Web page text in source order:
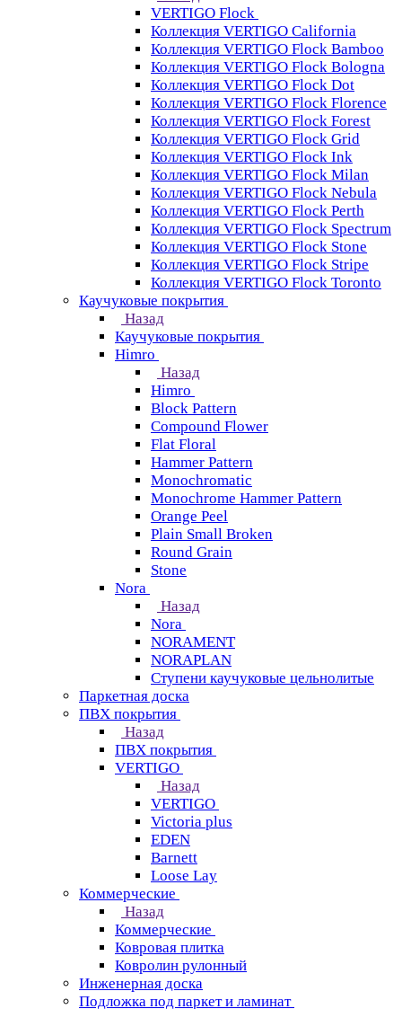
VERTIGO Flock
Коллекция VERTIGO California
Коллекция VERTIGO Flock Bamboo
Коллекция VERTIGO Flock Bologna
Коллекция VERTIGO Flock Dot
Коллекция VERTIGO Flock Florence
Коллекция VERTIGO Flock Forest
Коллекция VERTIGO Flock Grid
Коллекция VERTIGO Flock Ink
Коллекция VERTIGO Flock Milan
Коллекция VERTIGO Flock Nebula
Коллекция VERTIGO Flock Perth
Коллекция VERTIGO Flock Spectrum
Коллекция VERTIGO Flock Stone
Коллекция VERTIGO Flock Stripe
Коллекция VERTIGO Flock Toronto
Каучуковые покрытия
Назад
Каучуковые покрытия
Himro
Назад
Himro
Block Pattern
Compound Flower
Flat Floral
Hammer Pattern
Monochromatic
Monochrome Hammer Pattern
Orange Peel
Plain Small Broken
Round Grain
Stone
Nora
Назад
Nora
NORAMENT
NORAPLAN
Ступени каучуковые цельнолитые
Паркетная доска
ПВХ покрытия
Назад
ПВХ покрытия
VERTIGO
Назад
VERTIGO
Victoria plus
EDEN
Barnett
Loose Lay
Коммерческие
Назад
Коммерческие
Ковровая плитка
Ковролин рулонный
Инженерная доска
Подложка под паркет и ламинат